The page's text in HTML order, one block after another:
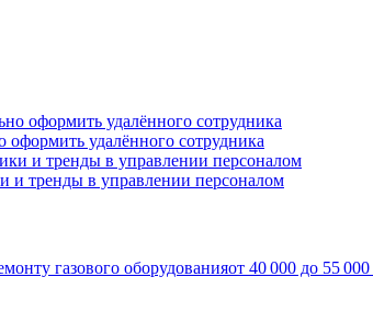
оформить удалённого сотрудника
и тренды в управлении персоналом
газового оборудованияот 40 000 до 55 000